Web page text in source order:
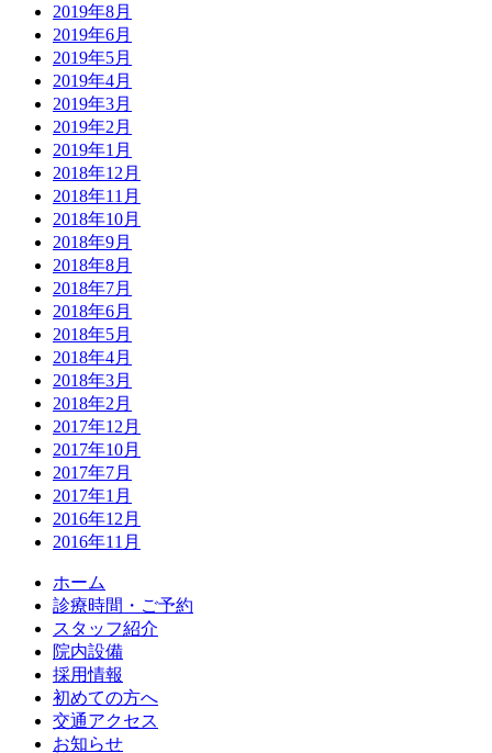
2019年8月
2019年6月
2019年5月
2019年4月
2019年3月
2019年2月
2019年1月
2018年12月
2018年11月
2018年10月
2018年9月
2018年8月
2018年7月
2018年6月
2018年5月
2018年4月
2018年3月
2018年2月
2017年12月
2017年10月
2017年7月
2017年1月
2016年12月
2016年11月
ホーム
診療時間・ご予約
スタッフ紹介
院内設備
採用情報
初めての方へ
交通アクセス
お知らせ